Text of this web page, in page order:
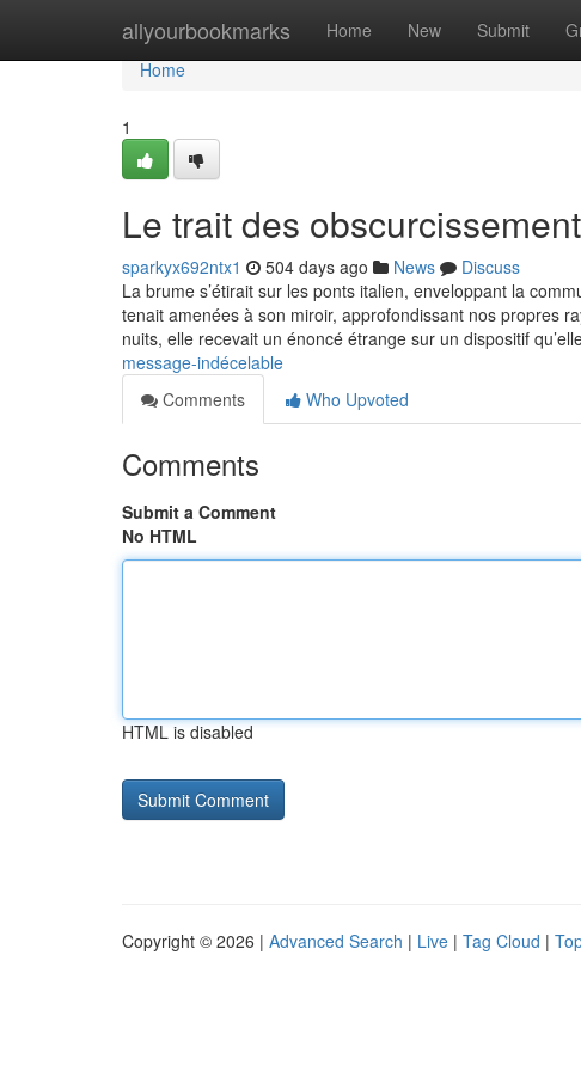
allyourbookmarks Home New Submit
Home
Home
1
Le trait des
sparkyx692ntx1 504 days ago News
Discuss
La brume s’étirait sur les ponts italien, enveloppant la
tenait amenées à son miroir, approfondissant nos propres
nuits, elle recevait un énoncé étrange sur un dispositif
message-indécelable
Comments
Who Upvoted
Comments
Submit a Comment
No HTML
HTML is disabled
Copyright © 2026 | Advanced Search | Live | Tag Cloud |